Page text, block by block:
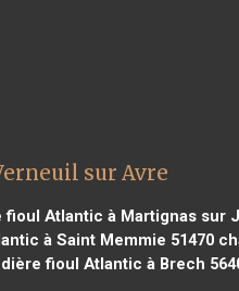
sur Avre
Atlantic à Martignas sur
à Saint Memmie 51470
fioul Atlantic à Brech